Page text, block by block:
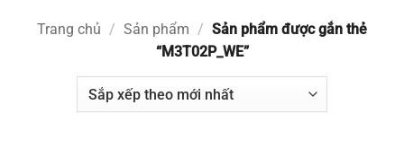
Trang chủ / Sản phẩm / Sản phẩm được gắn thẻ
“M3T02P_WE”